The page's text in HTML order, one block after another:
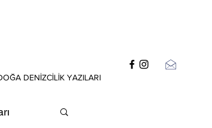
DENİZCİLİK YAZILARI